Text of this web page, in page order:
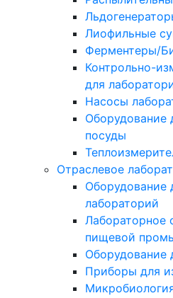
Лиофильные
Ферментеры/
Контрольно-
для
Насосы
Оборудование
посуды
Отраслевое
Оборудование
лабораторий
Лабораторное
пищевой
Оборудование
Приборы для